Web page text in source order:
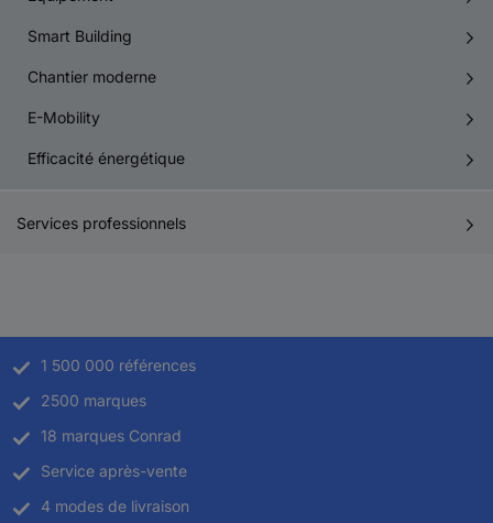
Smart Building
Chantier moderne
E-Mobility
Efficacité énergétique
Services professionnels
1 500 000 références
2500 marques
18 marques Conrad
Service après-vente
4 modes de livraison